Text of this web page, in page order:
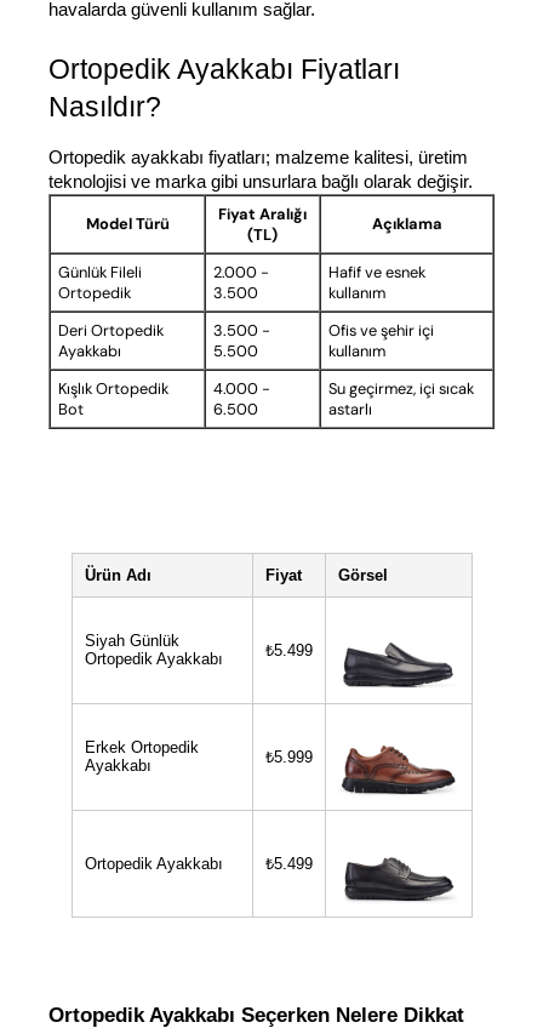
havalarda güvenli kullanım sağlar.
Ortopedik Ayakkabı Fiyatları
Nasıldır?
Ortopedik ayakkabı fiyatları; malzeme kalitesi, üretim
teknolojisi ve marka gibi unsurlara bağlı olarak değişir.
Model Türü
Fiyat Aralığı
(TL)
Açıklama
Günlük Fileli
Ortopedik
2.000 -
3.500
Hafif ve esnek
kullanım
Deri Ortopedik
Ayakkabı
3.500 -
5.500
Ofis ve şehir içi
kullanım
Kışlık Ortopedik
Bot
4.000 -
6.500
Su geçirmez, içi sıcak
astarlı
Ürün Adı Fiyat Görsel
Siyah Günlük
Ortopedik Ayakkabı
₺5.499
Erkek Ortopedik
Ayakkabı
₺5.999
Ortopedik Ayakkabı ₺5.499
Ortopedik Ayakkabı Seçerken Nelere Dikkat